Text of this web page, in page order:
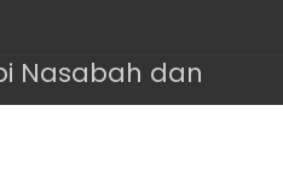
Nasabah dan